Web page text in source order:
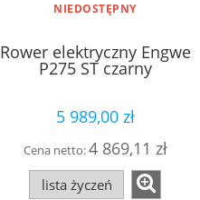
NIEDOSTĘPNY
Rower elektryczny Engwe
P275 ST czarny
5 989,00 zł
Cena netto:4 869,11 zł
lista życzeń